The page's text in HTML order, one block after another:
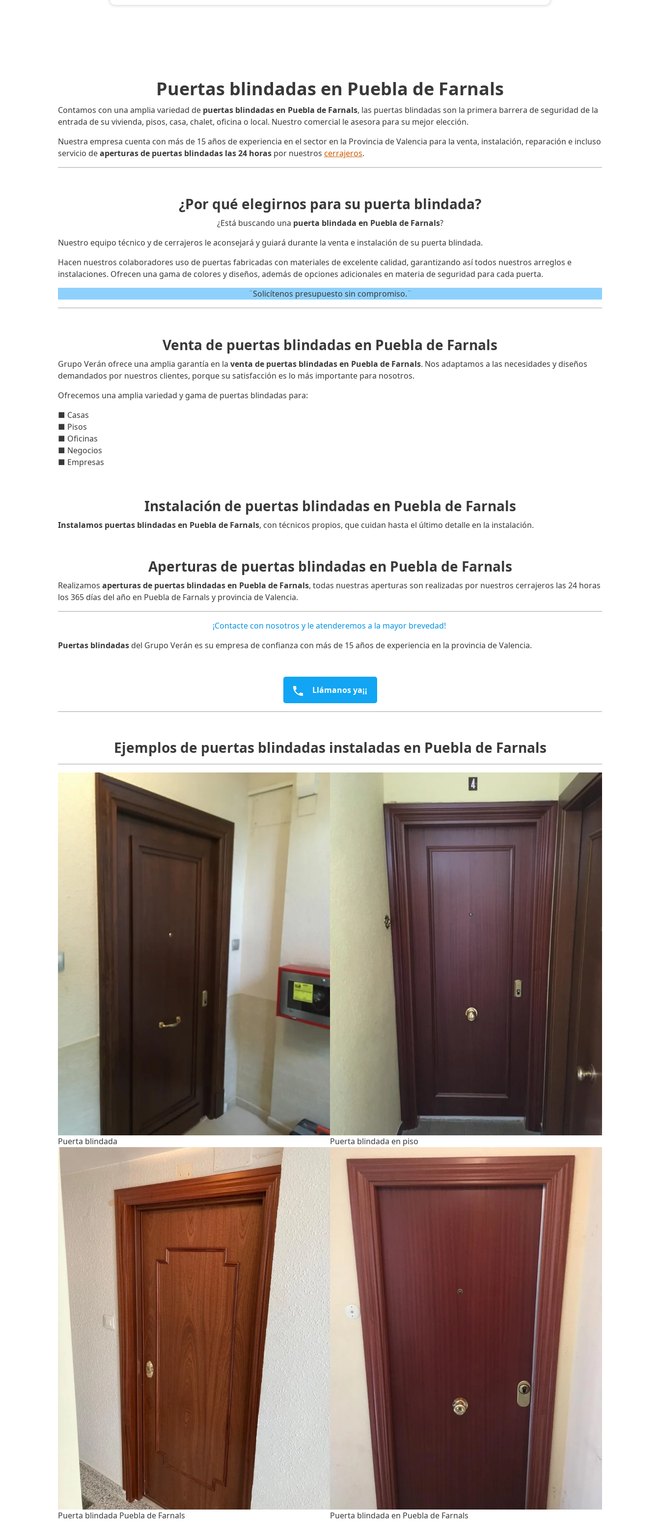
Puertas blindadas en Puebla de Farnals
Contamos con una amplia variedad de puertas blindadas en Puebla de Farnals, las puertas blindadas son la primera barrera de seguridad de la
entrada de su vivienda, pisos, casa, chalet, oficina o local. Nuestro comercial le asesora para su mejor elección.
Nuestra empresa cuenta con más de 15 años de experiencia en el sector en la Provincia de Valencia para la venta, instalación, reparación e incluso
servicio deaperturas de puertas blindadas las 24 horas por nuestros cerrajeros.
¿Por qué elegirnos para su puerta blindada?
¿Está buscando una puerta blindada en Puebla de Farnals?
Nuestro equipo técnico y de cerrajeros le aconsejará y guiará durante la venta e instalación de su puerta blindada.
Hacen nuestros colaboradores uso de puertas fabricadas con materiales de excelente calidad, garantizando así todos nuestros arreglos e
instalaciones. Ofrecen una gama de colores y diseños, además de opciones adicionales en materia de seguridad para cada puerta.
¨Solicítenos presupuesto sin compromiso.¨
Venta de puertas blindadas en Puebla de Farnals
Grupo Verán ofrece una amplia garantía en la venta de puertas blindadas en Puebla de Farnals. Nos adaptamos a las necesidades y diseños
demandados por nuestros clientes, porque su satisfacción es lo más importante para nosotros.
Ofrecemos una amplia variedad y gama de puertas blindadas para:
■ Casas
■ Pisos
■ Oficinas
■ Negocios
■ Empresas
Instalación de puertas blindadas en Puebla de Farnals
Instalamos puertas blindadas en Puebla de Farnals, con técnicos propios, que cuidan hasta el último detalle en la instalación.
Aperturas de puertas blindadas en Puebla de Farnals
Realizamos aperturas de puertas blindadas en Puebla de Farnals, todas nuestras aperturas son realizadas por nuestros cerrajeros las 24 horas
los 365 días del año en Puebla de Farnals y provincia de Valencia.
¡Contacte con nosotros y le atenderemos a la mayor brevedad!
Puertas blindadas del Grupo Verán es su empresa de confianza con más de 15 años de experiencia en la provincia de Valencia.
Llámanos ya¡¡
Ejemplos de puertas blindadas instaladas en Puebla de Farnals
Puerta blindada
Puerta blindada Puebla de Farnals
Puerta blindada en piso
Puerta blindada en Puebla de Farnals